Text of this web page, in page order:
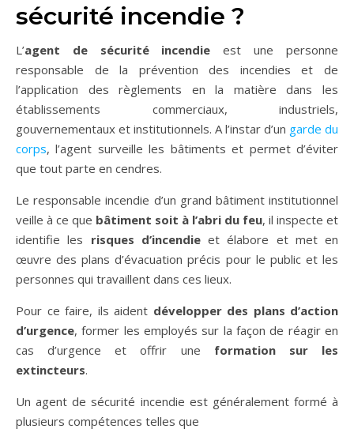
sécurité incendie ?
L’agent de sécurité incendie est une personne
responsable de la prévention des incendies et de
l’application des règlements en la matière dans les
établissements commerciaux, industriels,
gouvernementaux et institutionnels. A l’instar d’un garde du
corps, l’agent surveille les bâtiments et permet d’éviter
que tout parte en cendres.
Le responsable incendie d’un grand bâtiment institutionnel
veille à ce que bâtiment soit à l’abri du feu, il inspecte et
identifie les risques d’incendieet élabore et met en
œuvre des plans d’évacuation précis pour le public et les
personnes qui travaillent dans ces lieux.
Pour ce faire, ils aident développer des plans d’action
d’urgence, former les employés sur la façon de réagir en
cas d’urgence et offrir une formation sur les
extincteurs.
Un agent de sécurité incendie est généralement formé à
plusieurs compétences telles que